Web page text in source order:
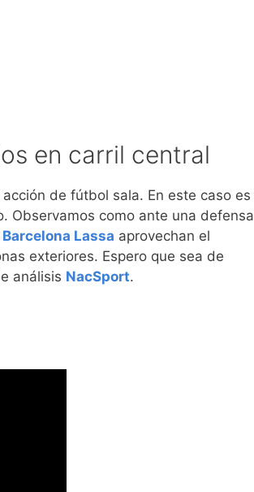
en carril central
de fútbol sala. En este caso es
Observamos como ante una defensa
Barcelona Lassa aprovechan el
exteriores. Espero que sea de
análisis NacSport.